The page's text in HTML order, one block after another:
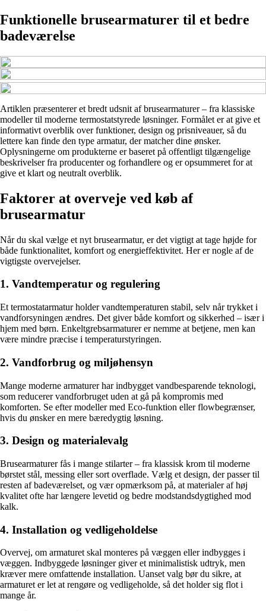
Funktionelle brusearmaturer til et bedre
badeværelse
Artiklen præsenterer et bredt udsnit af brusearmaturer – fra klassiske
modeller til moderne termostatstyrede løsninger. Formålet er at give et
informativt overblik over funktioner, design og prisniveauer, så du
lettere kan finde den type armatur, der matcher dine ønsker.
Oplysningerne om produkterne er baseret på offentligt tilgængelige
beskrivelser fra producenter og forhandlere og er opsummeret for at
give et klart og neutralt overblik.
Faktorer at overveje ved køb af
brusearmatur
Når du skal vælge et nyt brusearmatur, er det vigtigt at tage højde for
både funktionalitet, komfort og energieffektivitet. Her er nogle af de
vigtigste overvejelser.
1. Vandtemperatur og regulering
Et termostatarmatur holder vandtemperaturen stabil, selv når trykket i
vandforsyningen ændres. Det giver både komfort og sikkerhed – især i
hjem med børn. Enkeltgrebsarmaturer er nemme at betjene, men kan
være mindre præcise i temperaturstyringen.
2. Vandforbrug og miljøhensyn
Mange moderne armaturer har indbygget vandbesparende teknologi,
som reducerer vandforbruget uden at gå på kompromis med
komforten. Se efter modeller med Eco-funktion eller flowbegrænser,
hvis du ønsker en mere bæredygtig løsning.
3. Design og materialevalg
Brusearmaturer fås i mange stilarter – fra klassisk krom til moderne
børstet stål, messing eller sort overflade. Vælg et design, der passer til
resten af badeværelset, og vær opmærksom på, at materialer af høj
kvalitet ofte har længere levetid og bedre modstandsdygtighed mod
kalk.
4. Installation og vedligeholdelse
Overvej, om armaturet skal monteres på væggen eller indbygges i
væggen. Indbyggede løsninger giver et minimalistisk udtryk, men
kræver mere omfattende installation. Uanset valg bør du sikre, at
armaturet er let at rengøre og vedligeholde, så det holder sig flot i
mange år.